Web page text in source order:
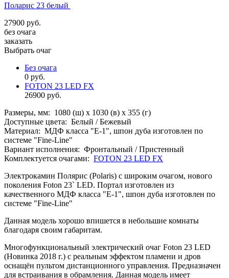
Поларис 23 белый
27900 руб.
без очага
заказать
Выбрать очаг
Без очага
0 руб.
FOTON 23 LED FX
26900 руб.
Размеры, мм: 1080 (ш) х 1030 (в) х 355 (г)
Доступные цвета: Белый / Бежевый
Материал: МДФ класса "Е-1", шпон дуба изготовлен по
системе "Fine-Line"
Вариант исполнения: Фронтальный / Пристенный
Комплектуется очагами: FOTON 23 LED FX
Электрокамин Полярис (Polaris) с широким очагом, нового
поколения Foton 23` LED. Портал изготовлен из
качественного МДФ класса "Е-1", шпон дуба изготовлен по
системе "Fine-Line"
Данная модель хорошо впишется в небольшие комнаты
благодаря своим габаритам.
Многофункциональный электрический очаг Foton 23 LED
(Новинка 2018 г.) с реальным эффектом пламени и дров
оснащён пультом дистанционного управления. Предназначен
для встраивания в обрамления. Данная модель имеет